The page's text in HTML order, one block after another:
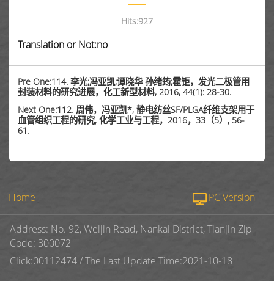
Hits:927
Translation or Not:no
Pre One:114. 李光;冯亚凯;谭晓华 孙绪筠;霍钜，发光二极管用
封装材料的研究进展，化工新型材料, 2016, 44(1): 28-30.
Next One:112. 周伟，冯亚凯*, 静电纺丝SF/PLGA纤维支架用于
血管组织工程的研究, 化学工业与工程，2016，33（5）, 56-
61.
Home PC Version
Address: No. 92, Weijin Road, Nankai District, Tianjin Zip
Code: 300072
Click:00112474/The Last Update Time:2021-10-18